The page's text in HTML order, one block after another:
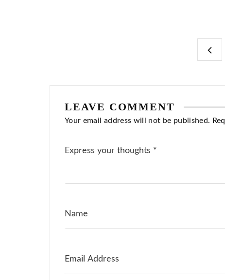
LEAVE COMMENT
Your email address will not be published.